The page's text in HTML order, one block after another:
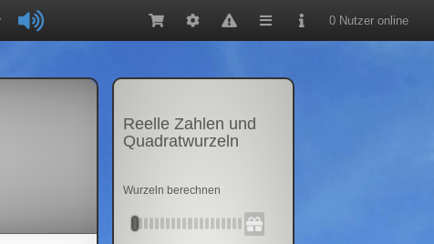
0 Nutzer online
Reelle Zahlen und
Quadratwurzeln
Wurzeln berechnen